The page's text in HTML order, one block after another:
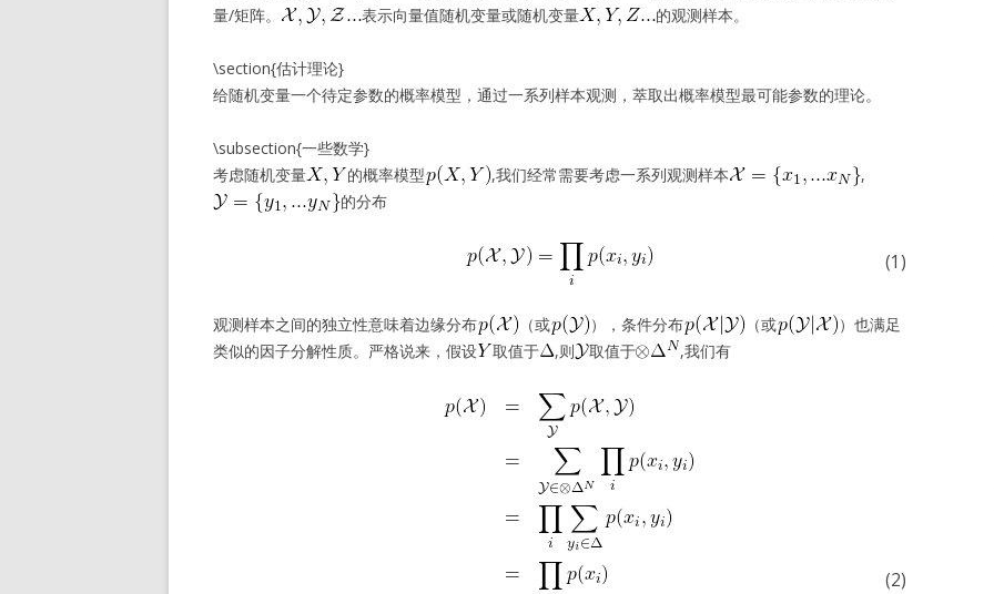
量/矩阵。
表示向量值随机变量或随机变量 的观测样本。
\section{估计理论}
给随机变量一个待定参数的概率模型，通过一系列样本观测，萃取出概率模型最可能参数的理论。
\subsection{一些数学}
考虑随机变量
的概率模型 ,我们经常需要考虑一系列观测样本
,
的分布
(1)
观测样本之间的独立性意味着边缘分布 （或 ），条件分布 （或
）也满足
类似的因子分解性质。严格说来，假设
取值于 ,则 取值于 ,我们有
(2)